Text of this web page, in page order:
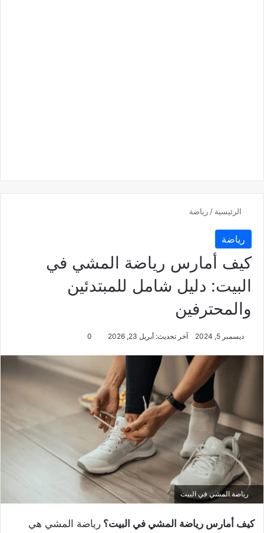
الرئيسية / رياضة
رياضة
كيف أمارس رياضة المشي في
البيت: دليل شامل للمبتدئين
والمحترفين
ديسمبر 5, 2024 آخر تحديث: أبريل 23, 2026 0
رياضة المشي في البيت
كيف أمارس رياضة المشي في البيت؟ رياضة المشي هي